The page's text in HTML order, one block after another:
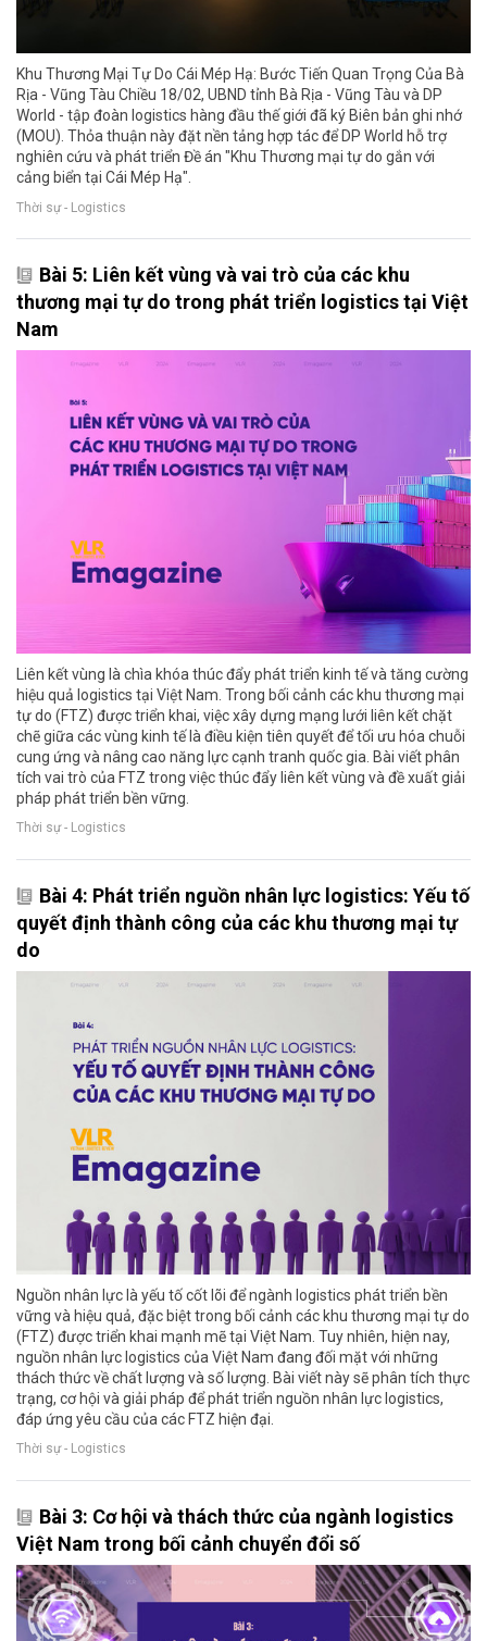
Khu Thương Mại Tự Do Cái Mép Hạ: Bước Tiến Quan Trọng Của Bà
Rịa - Vũng Tàu Chiều 18/02, UBND tỉnh Bà Rịa - Vũng Tàu và DP
World - tập đoàn logistics hàng đầu thế giới đã ký Biên bản ghi nhớ
(MOU). Thỏa thuận này đặt nền tảng hợp tác để DP World hỗ trợ
nghiên cứu và phát triển Đề án "Khu Thương mại tự do gắn với
cảng biển tại Cái Mép Hạ".
Thời sự - Logistics
Bài 5: Liên kết vùng và vai trò của các khu
thương mại tự do trong phát triển logistics tại Việt
Nam
Liên kết vùng là chìa khóa thúc đẩy phát triển kinh tế và tăng cường
hiệu quả logistics tại Việt Nam. Trong bối cảnh các khu thương mại
tự do (FTZ) được triển khai, việc xây dựng mạng lưới liên kết chặt
chẽ giữa các vùng kinh tế là điều kiện tiên quyết để tối ưu hóa chuỗi
cung ứng và nâng cao năng lực cạnh tranh quốc gia. Bài viết phân
tích vai trò của FTZ trong việc thúc đẩy liên kết vùng và đề xuất giải
pháp phát triển bền vững.
Thời sự - Logistics
Bài 4: Phát triển nguồn nhân lực logistics: Yếu tố
quyết định thành công của các khu thương mại tự
do
Nguồn nhân lực là yếu tố cốt lõi để ngành logistics phát triển bền
vững và hiệu quả, đặc biệt trong bối cảnh các khu thương mại tự do
(FTZ) được triển khai mạnh mẽ tại Việt Nam. Tuy nhiên, hiện nay,
nguồn nhân lực logistics của Việt Nam đang đối mặt với những
thách thức về chất lượng và số lượng. Bài viết này sẽ phân tích thực
trạng, cơ hội và giải pháp để phát triển nguồn nhân lực logistics,
đáp ứng yêu cầu của các FTZ hiện đại.
Thời sự - Logistics
Bài 3: Cơ hội và thách thức của ngành logistics
Việt Nam trong bối cảnh chuyển đổi số